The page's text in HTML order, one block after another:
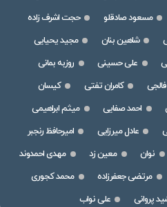
مسعود صادقلو
حجت اشرف زاده
شاهین بنان
مجید یحیایی
علی حسینی
روزبه بمانی
کامران تفتی
کیسان
احمد صفایی
میثم ابراهیمی
عادل میرزایی
امیرحافظ رنجبر
نوان معین زد
مهدی احمدوند
مرتضی جعفرزاده
محمد کجوری
پروانی علی نواب